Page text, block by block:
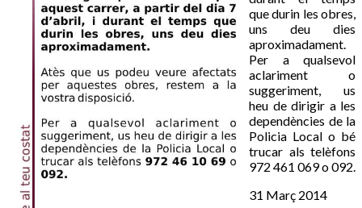
que durin les obres,
uns deu dies
aproximadament.
Per a qualsevol
aclariment o
suggeriment, us
heu de dirigir a les
dependències de la
Policia Local o bé
trucar als telèfons
972 461 069 o 092.
31 Març 2014